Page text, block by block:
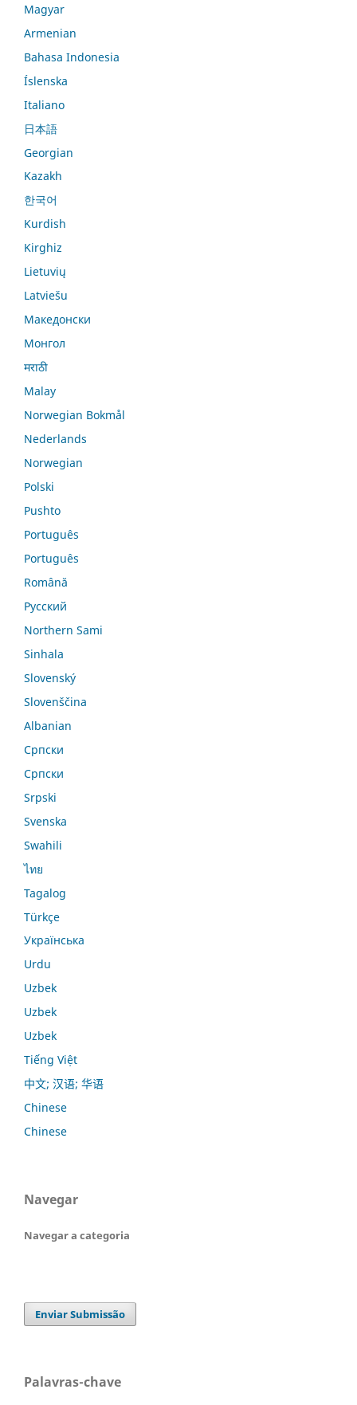
Magyar
Armenian
Bahasa Indonesia
Íslenska
Italiano
日本語
Georgian
Kazakh
한국어
Kurdish
Kirghiz
Lietuvių
Latviešu
Македонски
Монгол
मराठी
Malay
Norwegian Bokmål
Nederlands
Norwegian
Polski
Pushto
Português
Português
Română
Русский
Northern Sami
Sinhala
Slovenský
Slovenščina
Albanian
Српски
Српски
Srpski
Svenska
Swahili
ไทย
Tagalog
Türkçe
Українська
Urdu
Uzbek
Uzbek
Uzbek
Tiếng Việt
中文; 汉语; 华语
Chinese
Chinese
Navegar
Navegar a categoria
Enviar Submissão
Palavras-chave